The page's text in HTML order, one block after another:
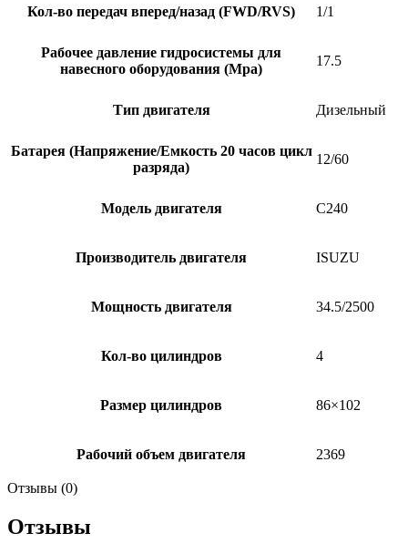
Кол-во передач вперед/назад (FWD/RVS) 1/1
Рабочее давление гидросистемы для
навесного оборудования (Mpa)
17.5
Тип двигателя Дизельный
Батарея (Напряжение/Емкость 20 часов цикл
разряда)
12/60
Модель двигателя C240
Производитель двигателя ISUZU
Мощность двигателя 34.5/2500
Кол-во цилиндров 4
Размер цилиндров 86×102
Рабочий объем двигателя 2369
Отзывы (0)
Отзывы